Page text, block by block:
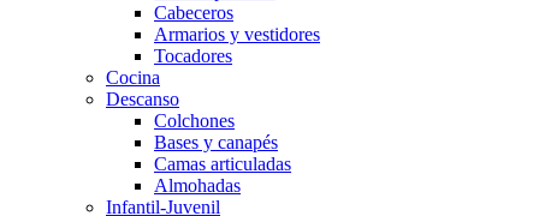
Cabeceros
Armarios y vestidores
Tocadores
Cocina
Descanso
Colchones
Bases y canapés
Camas articuladas
Almohadas
Infantil-Juvenil